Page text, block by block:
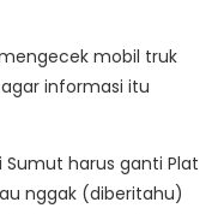
mobil truk
informasi itu
harus ganti Plat
nggak (diberitahu)